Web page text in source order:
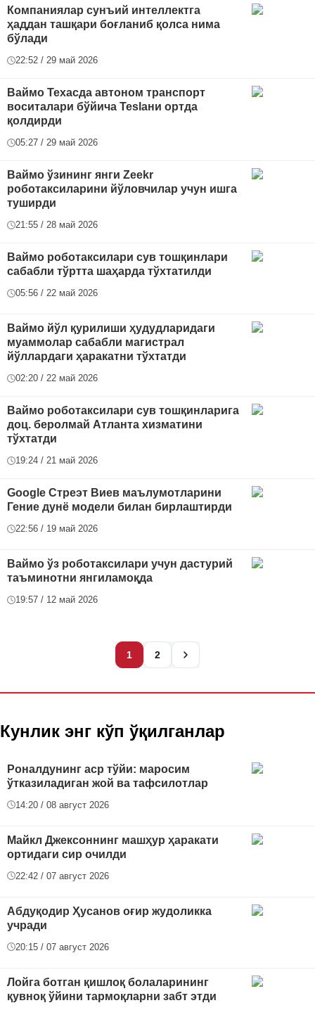
Компаниялар сунъий интеллектга
ҳаддан ташқари боғланиб қолса нима
бўлади
22:52 / 29 май 2026
Ваймо Техасда автоном транспорт
воситалари бўйича Teslaни ортда
қолдирди
05:27 / 29 май 2026
Ваймо ўзининг янги Zeekr
роботаксиларини йўловчилар учун ишга
туширди
21:55 / 28 май 2026
Ваймо роботаксилари сув тошқинлари
сабабли тўртта шаҳарда тўхтатилди
05:56 / 22 май 2026
Ваймо йўл қурилиши ҳудудларидаги
муаммолар сабабли магистрал
йўллардаги ҳаракатни тўхтатди
02:20 / 22 май 2026
Ваймо роботаксилари сув тошқинларига
доц. беролмай Атланта хизматини
тўхтатди
19:24 / 21 май 2026
Google Стреэт Виев маълумотларини
Гение дунё модели билан бирлаштирди
22:56 / 19 май 2026
Ваймо ўз роботаксилари учун дастурий
таъминотни янгиламоқда
19:57 / 12 май 2026
1 2
Кунлик энг кўп ўқилганлар
Роналдунинг аср тўйи: маросим
ўтказиладиган жой ва тафсилотлар
14:20 / 08 август 2026
Майкл Джексоннинг машҳур ҳаракати
ортидаги сир очилди
22:42 / 07 август 2026
Абдуқодир Ҳусанов оғир жудоликка
учради
20:15 / 07 август 2026
Лойга ботган қишлоқ болаларининг
қувноқ ўйини тармоқларни забт этди